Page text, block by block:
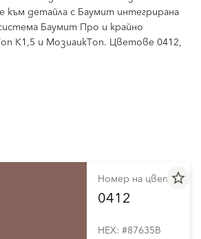
към детайла с Баумит интегрирана
Баумит Про и крайно
К1,5 и МозиаикТоп. Цветове 0412,
star_border
Номер на цвета
0412
HEX: #87635B